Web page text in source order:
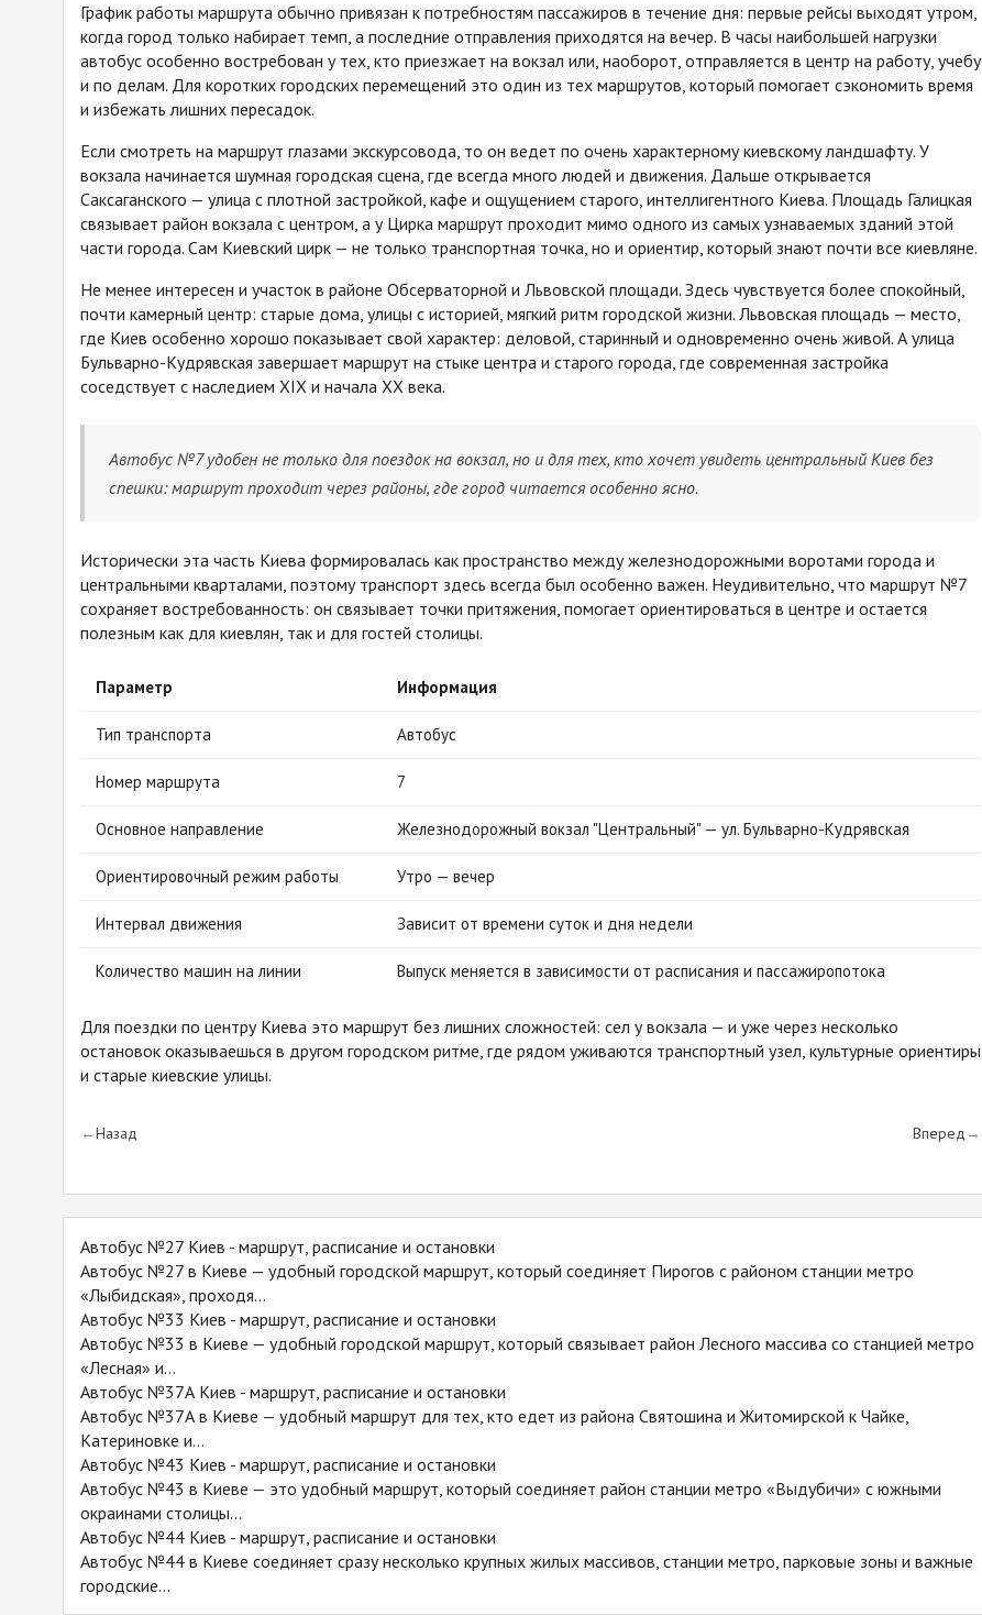
График работы маршрута обычно привязан к потребностям пассажиров в течение дня: первые рейсы выходят утром,
когда город только набирает темп, а последние отправления приходятся на вечер. В часы наибольшей нагрузки
автобус особенно востребован у тех, кто приезжает на вокзал или, наоборот, отправляется в центр на работу, учебу
и по делам. Для коротких городских перемещений это один из тех маршрутов, который помогает сэкономить время
и избежать лишних пересадок.
Если смотреть на маршрут глазами экскурсовода, то он ведет по очень характерному киевскому ландшафту. У
вокзала начинается шумная городская сцена, где всегда много людей и движения. Дальше открывается
Саксаганского — улица с плотной застройкой, кафе и ощущением старого, интеллигентного Киева. Площадь Галицкая
связывает район вокзала с центром, а у Цирка маршрут проходит мимо одного из самых узнаваемых зданий этой
части города. Сам Киевский цирк — не только транспортная точка, но и ориентир, который знают почти все киевляне.
Не менее интересен и участок в районе Обсерваторной и Львовской площади. Здесь чувствуется более спокойный,
почти камерный центр: старые дома, улицы с историей, мягкий ритм городской жизни. Львовская площадь — место,
где Киев особенно хорошо показывает свой характер: деловой, старинный и одновременно очень живой. А улица
Бульварно-Кудрявская завершает маршрут на стыке центра и старого города, где современная застройка
соседствует с наследием XIX и начала XX века.
Автобус №7 удобен не только для поездок на вокзал, но и для тех, кто хочет увидеть центральный Киев без
спешки: маршрут проходит через районы, где город читается особенно ясно.
Исторически эта часть Киева формировалась как пространство между железнодорожными воротами города и
центральными кварталами, поэтому транспорт здесь всегда был особенно важен. Неудивительно, что маршрут №7
сохраняет востребованность: он связывает точки притяжения, помогает ориентироваться в центре и остается
полезным как для киевлян, так и для гостей столицы.
Параметр Информация
Тип транспорта Автобус
Номер маршрута 7
Основное направление Железнодорожный вокзал "Центральный" — ул. Бульварно-Кудрявская
Ориентировочный режим работы Утро — вечер
Интервал движения Зависит от времени суток и дня недели
Количество машин на линии Выпуск меняется в зависимости от расписания и пассажиропотока
Для поездки по центру Киева это маршрут без лишних сложностей: сел у вокзала — и уже через несколько
остановок оказываешься в другом городском ритме, где рядом уживаются транспортный узел, культурные ориентиры
и старые киевские улицы.
Назад Вперед
Автобус №27 Киев - маршрут, расписание и остановки
Автобус №27 в Киеве — удобный городской маршрут, который соединяет Пирогов с районом станции метро
«Лыбидская», проходя...
Автобус №33 Киев - маршрут, расписание и остановки
Автобус №33 в Киеве — удобный городской маршрут, который связывает район Лесного массива со станцией метро
«Лесная» и...
Автобус №37А Киев - маршрут, расписание и остановки
Автобус №37А в Киеве — удобный маршрут для тех, кто едет из района Святошина и Житомирской к Чайке,
Катериновке и...
Автобус №43 Киев - маршрут, расписание и остановки
Автобус №43 в Киеве — это удобный маршрут, который соединяет район станции метро «Выдубичи» с южными
окраинами столицы...
Автобус №44 Киев - маршрут, расписание и остановки
Автобус №44 в Киеве соединяет сразу несколько крупных жилых массивов, станции метро, парковые зоны и важные
городские...